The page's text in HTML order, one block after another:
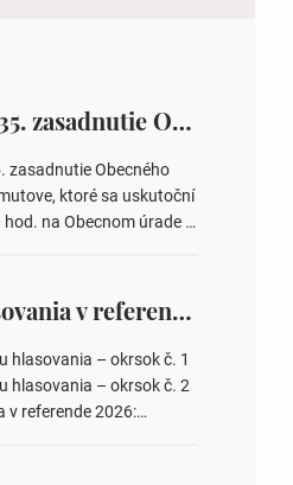
Pozvánka na 35. zasadnutie OZ v Zámutove
zasadnutie Obecného
ktoré sa uskutoční
na Obecnom úrade v
3. Určenie volebných
obecných
poslancov obecných
4. Schválenie odpredaja
–…
Výsledky hlasovania v referende 2026
hlasovania – okrsok č. 1
hlasovania – okrsok č. 2
v referende 2026: